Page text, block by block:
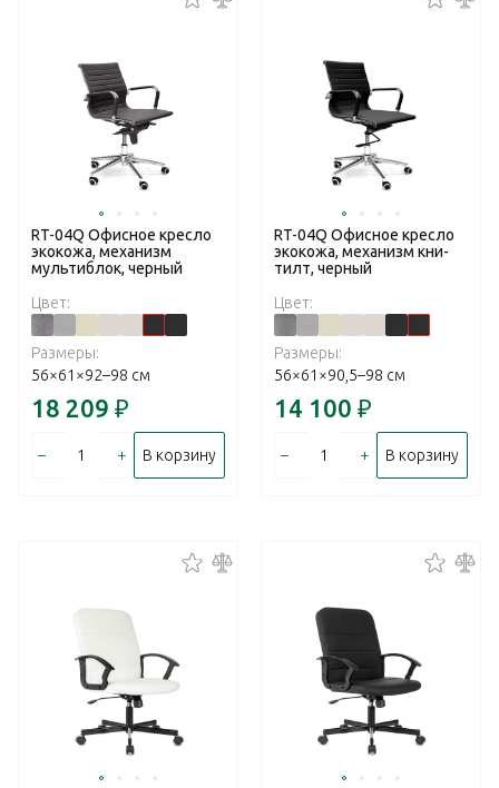
RT-04Q Офисное кресло
экокожа, механизм
мультиблок, черный
Цвет:
Размеры:
56×61×92–98 см
18 209 ₽
– + В корзину
RT-04Q Офисное кресло
экокожа, механизм кни-
тилт, черный
Цвет:
Размеры:
56×61×90,5–98 см
14 100 ₽
– + В корзину